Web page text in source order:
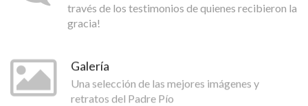
través de los testimonios de quienes recibieron la
gracia!
Galería
Una selección de las mejores imágenes y
retratos del Padre Pío